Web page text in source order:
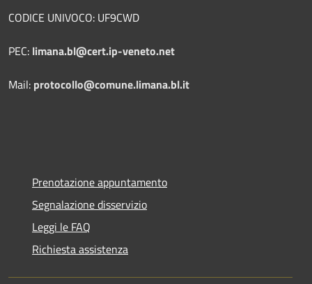
CODICE UNIVOCO: UF9CWD
PEC: limana.bl@cert.ip-veneto.net
Mail: protocollo@comune.limana.bl.it
Prenotazione appuntamento
Segnalazione disservizio
Leggi le FAQ
Richiesta assistenza